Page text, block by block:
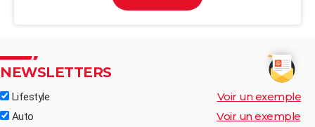
NEWSLETTERS
Lifestyle Voir un exemple
Auto Voir un exemple